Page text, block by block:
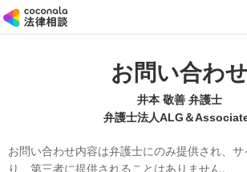
お問い合わせ
井本 敬善 弁護士
弁護士法人ALG＆
お問い合わせ内容は弁護士にのみ提供され、
り、第三者に提供されることはありません。